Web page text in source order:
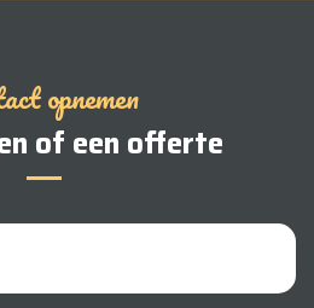
opnemen
of een offerte